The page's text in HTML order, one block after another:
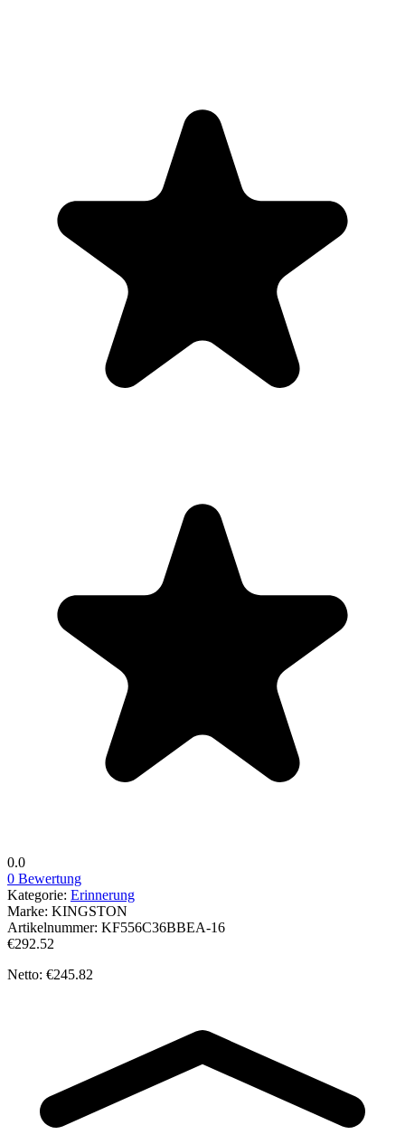
0.0
0 Bewertung
Kategorie: Erinnerung
Marke: KINGSTON
Artikelnummer: KF556C36BBEA-16
€292.52
Netto: €245.82